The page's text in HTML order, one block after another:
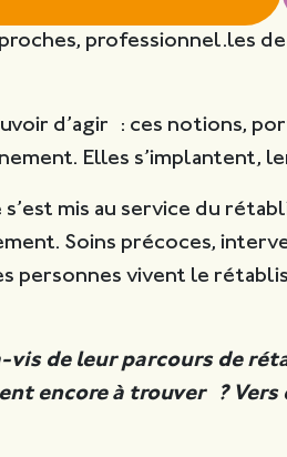
professionnel.les
d’agir : ces notions,
Elles s’implantent,
mis au service du
Soins précoces,
personnes vivent le
vis de leur parcours de
encore à trouver ?